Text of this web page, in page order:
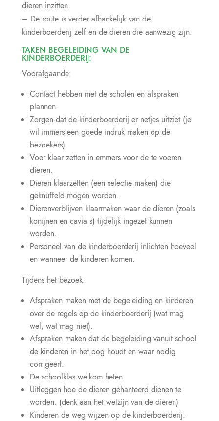
dieren inzitten.
– De route is verder afhankelijk van de
kinderboerderij zelf en de dieren die aanwezig zijn.
TAKEN BEGELEIDING VAN DE
KINDERBOERDERIJ:
Voorafgaande:
Contact hebben met de scholen en afspraken
plannen.
Zorgen dat de kinderboerderij er netjes uitziet (je
wil immers een goede indruk maken op de
bezoekers).
Voer klaar zetten in emmers voor de te voeren
dieren.
Dieren klaarzetten (een selectie maken) die
geknuffeld mogen worden.
Dierenverblijven klaarmaken waar de dieren (zoals
konijnen en cavia s) tijdelijk ingezet kunnen
worden.
Personeel van de kinderboerderij inlichten hoeveel
en wanneer de kinderen komen.
Tijdens het bezoek:
Afspraken maken met de begeleiding en kinderen
over de regels op de kinderboerderij (wat mag
wel, wat mag niet).
Afspraken maken dat de begeleiding vanuit school
de kinderen in het oog houdt en waar nodig
corrigeert.
De schoolklas welkom heten.
Uitleggen hoe de dieren gehanteerd dienen te
worden. (denk aan het welzijn van de dieren)
Kinderen de weg wijzen op de kinderboerderij.